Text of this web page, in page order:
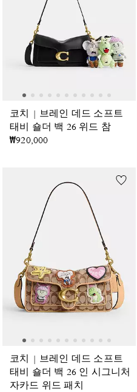
코치 | 브레인 데드 소프트
태비 숄더 백 26 위드 참
₩920,000
코치 | 브레인 데드 소프트
태비 숄더 백 26 인 시그니처
자카드 위드 패치